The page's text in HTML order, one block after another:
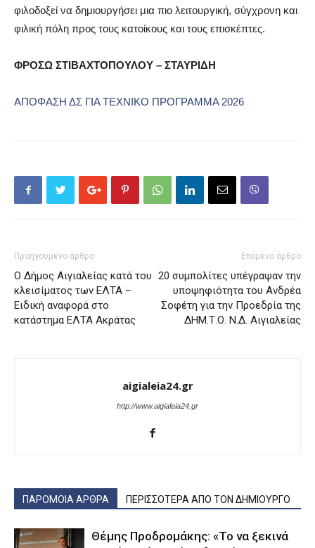
φιλοδοξεί να δημιουργήσει μια πιο λειτουργική, σύγχρονη και
φιλική πόλη προς τους κατοίκους και τους επισκέπτες.
ΦΡΟΣΩ ΣΤΙΒΑΧΤΟΠΟΥΛΟΥ – ΣΤΑΥΡΙΔΗ
ΑΠΟΦΑΣΗ ΔΣ ΓΙΑ ΤΕΧΝΙΚΟ ΠΡΟΓΡΑΜΜΑ 2026
Προηγούμενο άρθρο
O Δήμος Αιγιαλείας κατά του
κλεισίματος των ΕΛΤΑ –
Ειδική αναφορά στο
κατάστημα ΕΛΤΑ Ακράτας
Επόμενο άρθρο
20 συμπολίτες υπέγραψαν την
υποψηφιότητα του Ανδρέα
Σοφέτη για την Προεδρία της
ΔΗΜ.Τ.Ο. Ν.Δ. Αιγιαλείας
aigialeia24.gr
http://www.aigialeia24.gr
ΠΑΡΟΜΟΙΑ ΑΡΘΡΑ ΠΕΡΙΣΣΟΤΕΡΑ ΑΠΟ ΤΟΝ ΔΗΜΙΟΥΡΓΟ
Θέμης Προδρομάκης: «Το να ξεκινά